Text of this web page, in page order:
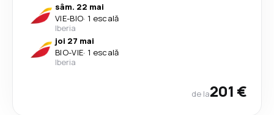
sâm. 22 mai
VIE-BIO· 1 escală
Iberia
joi 27 mai
BIO-VIE· 1 escală
Iberia
de la201 €